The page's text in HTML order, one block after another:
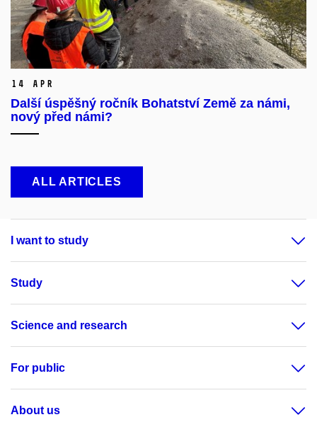
14 Apr
Další úspěšný ročník Bohatství Země za námi,
nový před námi?
ALL ARTICLES
I want to study
Study
Science and research
For public
About us